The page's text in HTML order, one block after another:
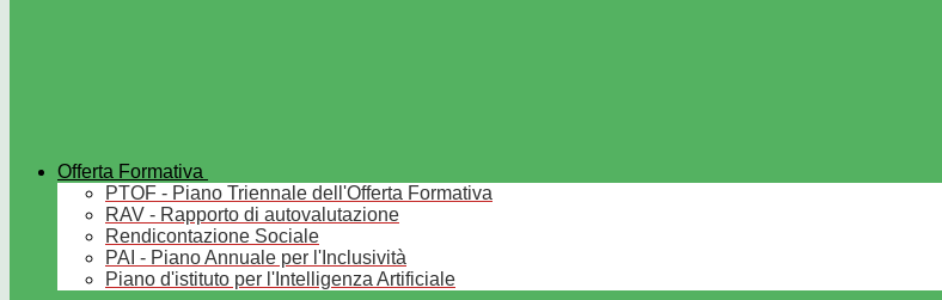
Offerta Formativa
PTOF - Piano Triennale dell'Offerta Formativa
RAV - Rapporto di autovalutazione
Rendicontazione Sociale
PAI - Piano Annuale per l'Inclusività
Piano d'istituto per l'Intelligenza Artificiale